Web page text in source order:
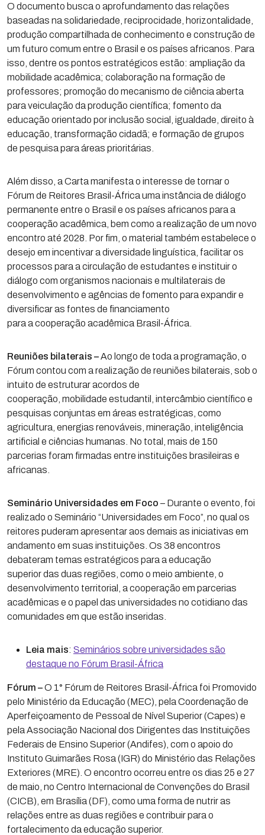
O documento busca o aprofundamento das relações
baseadas na solidariedade, reciprocidade, horizontalidade,
produção compartilhada de conhecimento e construção de
um futuro comum entre o Brasil e os países africanos. Para
isso, dentre os pontos estratégicos estão: ampliação da
mobilidade acadêmica; colaboração na formação de
professores; promoção do mecanismo de ciência aberta
para veiculação da produção científica; fomento da
educação orientado por inclusão social, igualdade, direito à
educação, transformação cidadã; e formação de grupos
de pesquisa para áreas prioritárias.
Além disso, a Carta manifesta o interesse de tornar o
Fórum de Reitores Brasil-África uma instância de diálogo
permanente entre o Brasil e os países africanos para a
cooperação acadêmica, bem como a realização de um novo
encontro até 2028. Por fim, o material também estabelece o
desejo em incentivar a diversidade linguística, facilitar os
processos para a circulação de estudantes e instituir o
diálogo com organismos nacionais e multilaterais de
desenvolvimento e agências de fomento para expandir e
diversificar as fontes de financiamento
para a cooperação acadêmica Brasil-África.
Reuniões bilaterais –Ao longo de toda a programação, o
Fórum contou com a realização de reuniões bilaterais, sob o
intuito de estruturar acordos de
cooperação, mobilidade estudantil, intercâmbio científico e
pesquisas conjuntas em áreas estratégicas, como
agricultura, energias renováveis, mineração, inteligência
artificial e ciências humanas. No total, mais de 150
parcerias foram firmadas entre instituições brasileiras e
africanas.
Seminário Universidades em Foco – Durante o evento, foi
realizado o Seminário “Universidades em Foco”, no qual os
reitores puderam apresentar aos demais as iniciativas em
andamento em suas instituições. Os 38 encontros
debateram temas estratégicos para a educação
superior das duas regiões, como o meio ambiente, o
desenvolvimento territorial, a cooperação em parcerias
acadêmicas e o papel das universidades no cotidiano das
comunidades em que estão inseridas.
Leia mais: Seminários sobre universidades são
destaque no Fórum Brasil-África
Fórum –O 1° Fórum de Reitores Brasil-África foi Promovido
pelo Ministério da Educação (MEC), pela Coordenação de
Aperfeiçoamento de Pessoal de Nível Superior (Capes) e
pela Associação Nacional dos Dirigentes das Instituições
Federais de Ensino Superior (Andifes), com o apoio do
Instituto Guimarães Rosa (IGR) do Ministério das Relações
Exteriores (MRE). O encontro ocorreu entre os dias 25 e 27
de maio, no Centro Internacional de Convenções do Brasil
(CICB), em Brasília (DF), como uma forma de nutrir as
relações entre as duas regiões e contribuir para o
fortalecimento da educação superior.